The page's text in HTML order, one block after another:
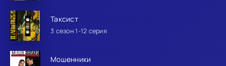
Таксист
3 сезон 1-12 серия
Мошенники